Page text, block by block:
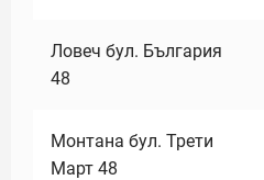
Ловеч бул. България
48
Монтана бул. Трети
Март 48